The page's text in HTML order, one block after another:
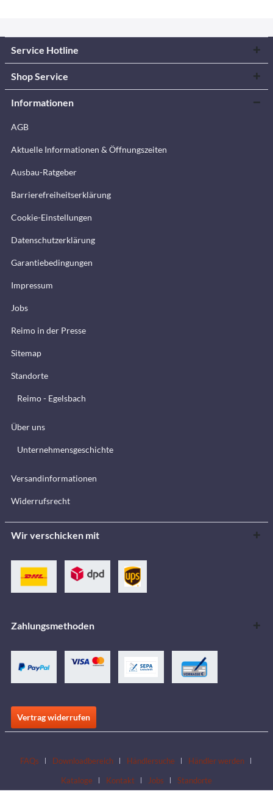
Service Hotline
Shop Service
Informationen
AGB
Aktuelle Informationen & Öffnungszeiten
Ausbau-Ratgeber
Barrierefreiheitserklärung
Cookie-Einstellungen
Datenschutzerklärung
Garantiebedingungen
Impressum
Jobs
Reimo in der Presse
Sitemap
Standorte
Reimo - Egelsbach
Über uns
Unternehmensgeschichte
Versandinformationen
Widerrufsrecht
Wir verschicken mit
Zahlungsmethoden
Vertrag widerrufen
FAQs Downloadbereich Händlersuche
Händler werden
Kataloge
Kontakt Jobs Standorte